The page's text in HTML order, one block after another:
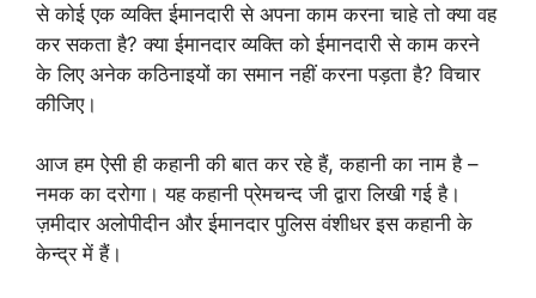
से कोई एक व्यक्ति ईमानदारी से अपना काम करना चाहे तो क्या वह
कर सकता है? क्या ईमानदार व्यक्ति को ईमानदारी से काम करने
के लिए अनेक कठिनाइयों का समान नहीं करना पड़ता है? विचार
कीजिए।
आज हम ऐसी ही कहानी की बात कर रहे हैं, कहानी का नाम है –
नमक का दरोगा। यह कहानी प्रेमचन्द जी द्वारा लिखी गई है।
ज़मीदार अलोपीदीन और ईमानदार पुलिस वंशीधर इस कहानी के
केन्द्र में हैं।